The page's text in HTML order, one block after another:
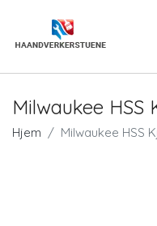
Milwaukee HSS
Hjem Milwaukee HSS